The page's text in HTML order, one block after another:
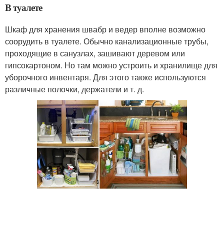
В туалете
Шкаф для хранения швабр и ведер вполне возможно
соорудить в туалете. Обычно канализационные трубы,
проходящие в санузлах, зашивают деревом или
гипсокартоном. Но там можно устроить и хранилище для
уборочного инвентаря. Для этого также используются
различные полочки, держатели и т. д.